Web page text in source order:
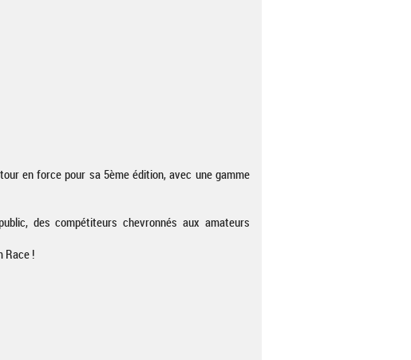
en force pour sa 5ème édition, avec une gamme
des compétiteurs chevronnés aux amateurs
Race !